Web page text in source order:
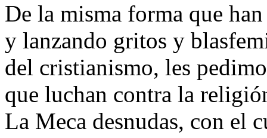
De la misma forma que
y lanzando gritos y
del cristianismo, les
que luchan contra la
La Meca desnudas, con el